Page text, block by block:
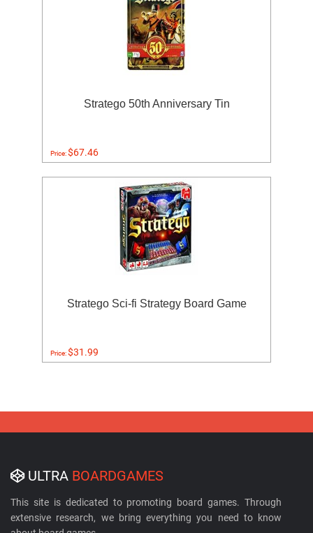
Stratego 50th Anniversary Tin
Price:$67.46
Stratego Sci-fi Strategy Board Game
Price:$31.99
ULTRA BOARDGAMES
This site is dedicated to promoting board games. Through
extensive research, we bring everything you need to know